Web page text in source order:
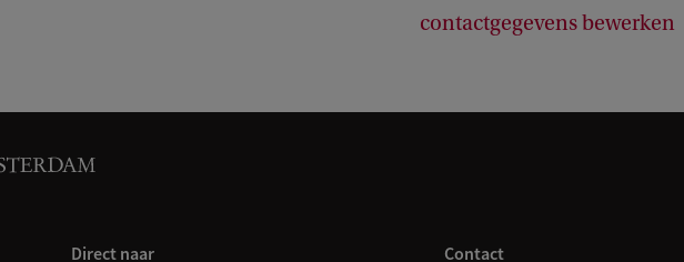
contactgegevens bewerken
Direct naar Contact